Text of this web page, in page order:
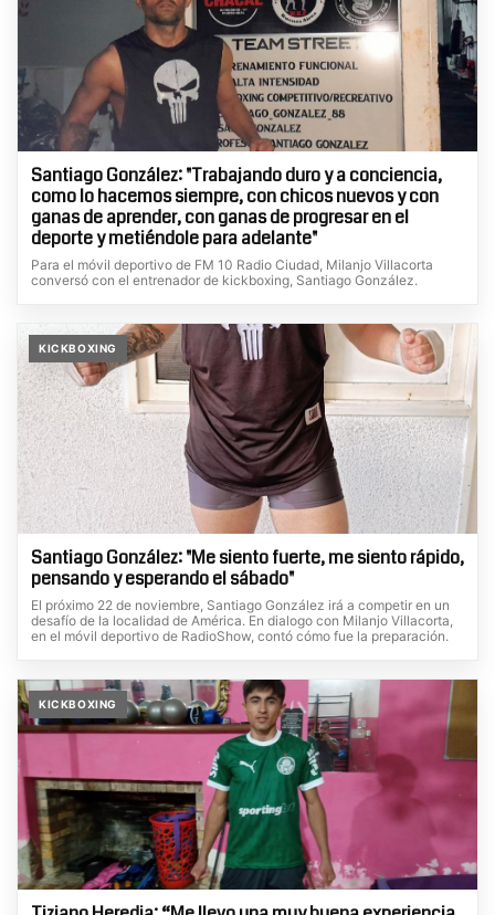
Santiago González: "Trabajando duro y a conciencia,
como lo hacemos siempre, con chicos nuevos y con
ganas de aprender, con ganas de progresar en el
deporte y metiéndole para adelante"
Para el móvil deportivo de FM 10 Radio Ciudad, Milanjo Villacorta
conversó con el entrenador de kickboxing, Santiago González.
KICKBOXING
Santiago González: "Me siento fuerte, me siento rápido,
pensando y esperando el sábado"
El próximo 22 de noviembre, Santiago González irá a competir en un
desafío de la localidad de América. En dialogo con Milanjo Villacorta,
en el móvil deportivo de RadioShow, contó cómo fue la preparación.
KICKBOXING